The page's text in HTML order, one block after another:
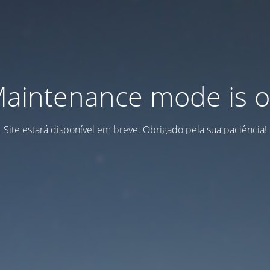
mode is
Site estará disponível em breve. Obrigado pela sua paciência!